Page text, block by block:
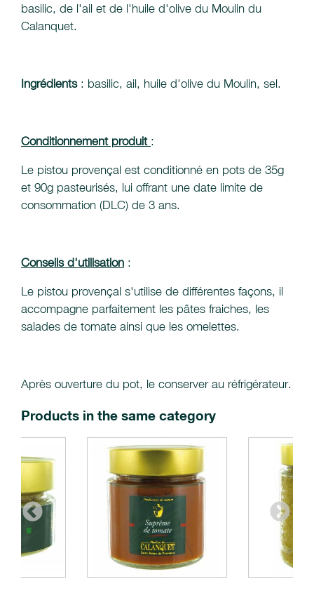
basilic, de l'ail et de l'huile d'olive du Moulin du
Calanquet.
Ingrédients: basilic, ail, huile d'olive du Moulin, sel.
Conditionnement produit :
Le pistou provençal est conditionné en pots de 35g
et 90g pasteurisés, lui offrant une date limite de
consommation (DLC) de 3 ans.
Conseils d'utilisation :
Le pistou provençal s'utilise de différentes façons, il
accompagne parfaitement les pâtes fraiches, les
salades de tomate ainsi que les omelettes.
Après ouverture du pot, le conserver au réfrigérateur.
Products in the same category